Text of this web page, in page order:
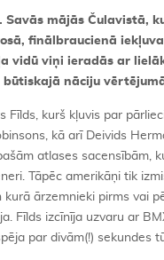
mājās Čulavistā,
finālbraucienā
vidū viņi ieradās ar
nāciju
kurš kļuvis par
kā arī Deivids
atlases sacensībām,
Tāpēc amerikāņi tik
ārzemnieki pirms vai
Fīlds izcīnīja uzvaru ar
par divām(!) sekundes